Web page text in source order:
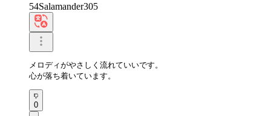
54Salamander305
メロディがやさしく流れていいです。
心が落ち着いています。
0